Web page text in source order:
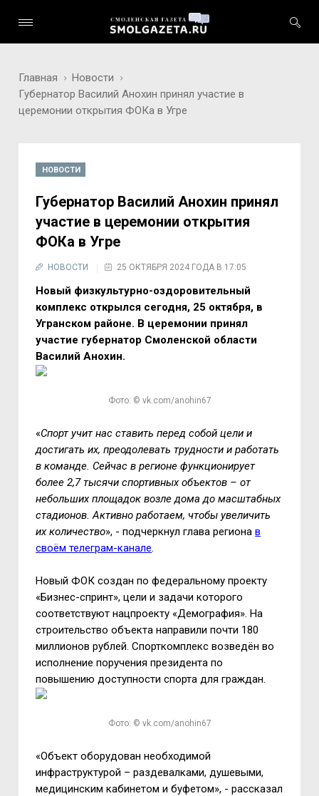
Главная
Новости
Губернатор Василий Анохин принял участие в
церемонии открытия ФОКа в Угре
НОВОСТИ
Губернатор Василий Анохин принял
участие в церемонии открытия
ФОКа в Угре
НОВОСТИ 25 ОКТЯБРЯ 2024 ГОДА В 17:05
Новый физкультурно-оздоровительный
комплекс открылся сегодня, 25 октября, в
Угранском районе. В церемонии принял
участие губернатор Смоленской области
Василий Анохин.
Фото: © vk.com/anohin67
«Спорт учит нас ставить перед собой цели и
достигать их, преодолевать трудности и работать
в команде. Сейчас в регионе функционирует
более 2,7 тысячи спортивных объектов – от
небольших площадок возле дома до масштабных
стадионов. Активно работаем, чтобы увеличить
их количество», - подчеркнул глава регионав
своём телеграм-канале.
Новый ФОК создан по федеральному проекту
«Бизнес-спринт», цели и задачи которого
соответствуют нацпроекту «Демография». На
строительство объекта направили почти 180
миллионов рублей. Спорткомплекс возведён во
исполнение поручения президента по
повышению доступности спорта для граждан.
Фото: © vk.com/anohin67
«Объект оборудован необходимой
инфраструктурой – раздевалками, душевыми,
медицинским кабинетом и буфетом», - рассказал